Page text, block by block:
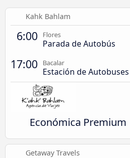
Kahk Bahlam
6:00 Flores
Parada de Autobús
17:00 Bacalar
Estación de Autobuses
Económica Premium
Getaway Travels